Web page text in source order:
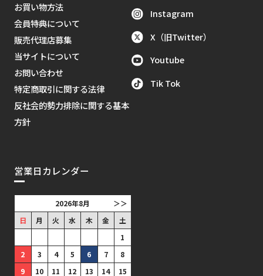
お買い物方法
会員特典について
販売代理店募集
当サイトについて
お問い合わせ
特定商取引に関する法律
反社会的勢力排除に関する基本
方針
Instagram
X（旧Twitter）
Youtube
Tik Tok
営業日カレンダー
＞＞
2026年8月
日
月 火 水 木 金
土
1
2
3 4 5 6 7
8
9
10 11 12 13 14 15